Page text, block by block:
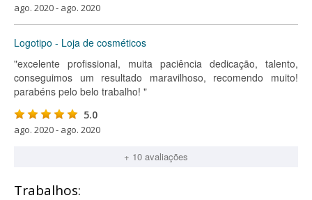
ago. 2020 - ago. 2020
Logotipo - Loja de cosméticos
"excelente profissional, muita paciência dedicação, talento,
conseguimos um resultado maravilhoso, recomendo muito!
parabéns pelo belo trabalho! "
5.0
ago. 2020 - ago. 2020
+ 10 avaliações
Trabalhos: